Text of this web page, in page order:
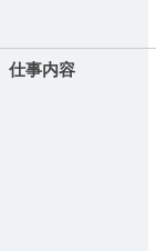
仕事内容